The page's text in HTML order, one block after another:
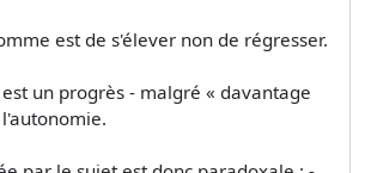
est de s'élever non de régresser.
un progrès - malgré « davantage